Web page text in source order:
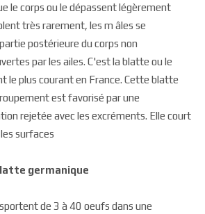
le corps ou le dépassent légèrement
très rarement, les m âles se
postérieure du corps non
par les ailes. C'est la blatte ou le
le plus courant en France. Cette blatte
est favorisé par une
rejetée avec les excréments. Elle court
surfaces
germanique
de 3 à 40 oeufs dans une